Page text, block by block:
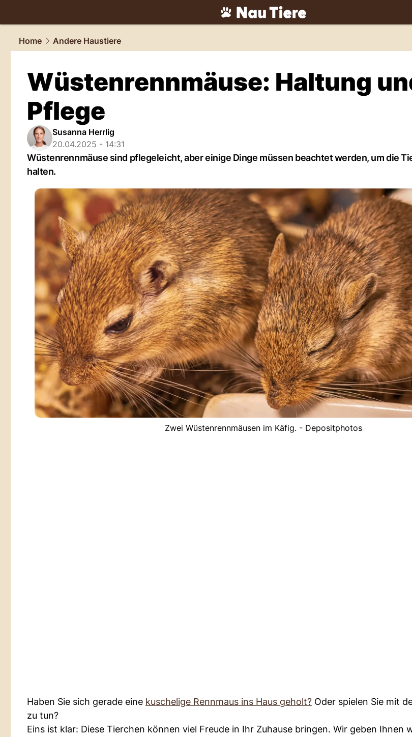
tiere.NAU.ch
Home
Andere Haustiere
Wüstenrennmäuse: Haltung
Pflege
Susanna Herrlig
20.04.2025 - 14:31
Wüstenrennmäuse sind pflegeleicht, aber einige Dinge müssen beachtet werden, um die
halten.
Zwei Wüstenrennmäusen im Käfig. - Depositphotos
Haben Sie sich gerade eine kuschelige Rennmaus ins Haus geholt? Oder spielen Sie mit
zu tun?
Eins ist klar: Diese Tierchen können viel Freude in Ihr Zuhause bringen. Wir geben Ihnen